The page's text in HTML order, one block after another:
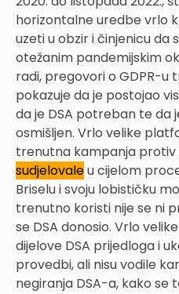
horizontalne uredbe vrlo
uzeti u obzir i činjenicu da
otežanim pandemijskim
radi, pregovori o GDPR-u
pokazuje da je postojao
da je DSA potreban te da
osmišljen. Vrlo velike
trenutna kampanja protiv
sudjelovaleu cijelom
Briselu i svoju lobističku
trenutno koristi nije se ni
se DSA donosio. Vrlo
dijelove DSA prijedloga i
provedbi, ali nisu vodile
negiranja DSA-a, kako se